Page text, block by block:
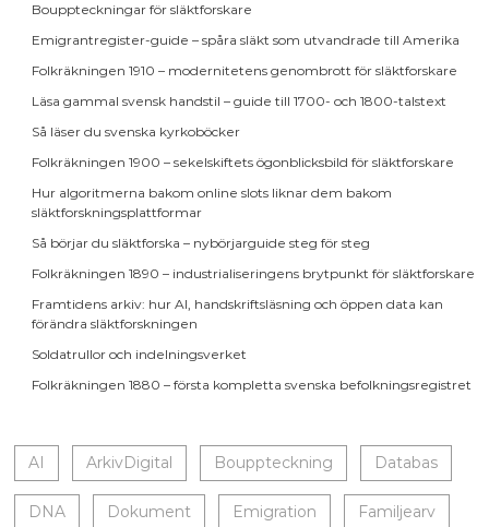
Bouppteckningar för släktforskare
Emigrantregister-guide – spåra släkt som utvandrade till Amerika
Folkräkningen 1910 – modernitetens genombrott för släktforskare
Läsa gammal svensk handstil – guide till 1700- och 1800-talstext
Så läser du svenska kyrkoböcker
Folkräkningen 1900 – sekelskiftets ögonblicksbild för släktforskare
Hur algoritmerna bakom online slots liknar dem bakom
släktforskningsplattformar
Så börjar du släktforska – nybörjarguide steg för steg
Folkräkningen 1890 – industrialiseringens brytpunkt för släktforskare
Framtidens arkiv: hur AI, handskriftsläsning och öppen data kan
förändra släktforskningen
Soldatrullor och indelningsverket
Folkräkningen 1880 – första kompletta svenska befolkningsregistret
AI ArkivDigital Bouppteckning Databas
DNA Dokument Emigration Familjearv